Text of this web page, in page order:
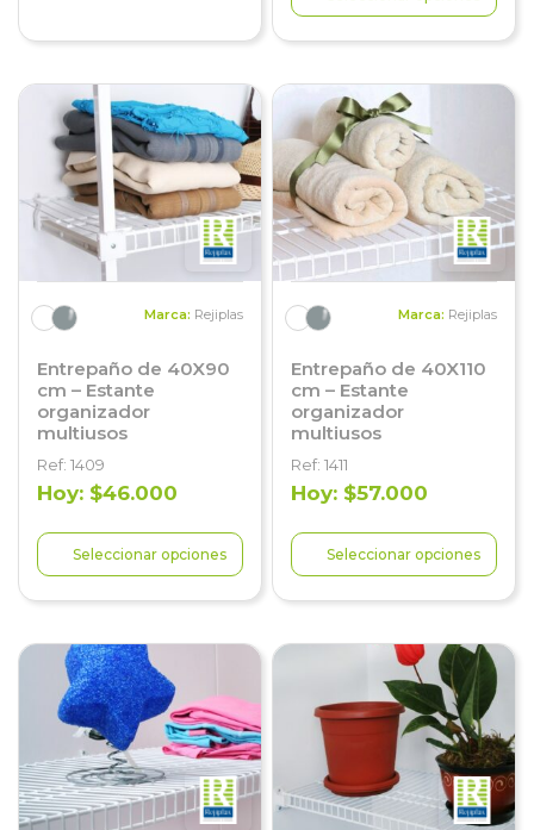
Marca: Rejiplas
Entrepaño de 40X90
cm – Estante
organizador
multiusos
Ref: 1409
Hoy: $46.000
Seleccionar opciones
Marca: Rejiplas
Entrepaño de 40X110
cm – Estante
organizador
multiusos
Ref: 1411
Hoy: $57.000
Seleccionar opciones